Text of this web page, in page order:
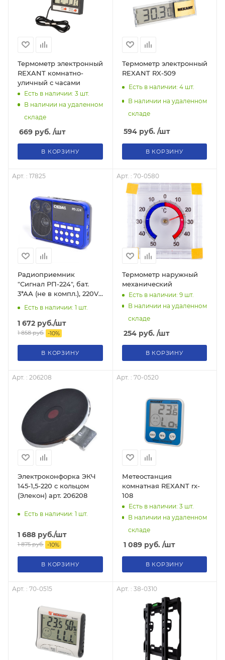
Термометр электронный
REXANT комнатно-
уличный с часами
Есть в наличии: 3 шт.
В наличии на удаленном
складе
669 руб. /шт
В КОРЗИНУ
Термометр электронный
REXANT RX-509
Есть в наличии: 4шт.
В наличии на удаленном
складе
594руб. /шт
В КОРЗИНУ
Арт. : 17825
Радиоприемник
"Сигнал РП-224", бат.
3*АА (не в компл.), 220V,
Есть в наличии: 1 шт.
1 672 руб./шт
1 858руб. -10%
В КОРЗИНУ
Арт. : 70-0580
Термометр наружный
механический
Есть в наличии: 9шт.
В наличии на удаленном
складе
254руб. /шт
В КОРЗИНУ
Арт. : 206208
Электроконфорка ЭКЧ
145-1,5-220 с кольцом
(Элекон) арт. 206208
Есть в наличии: 1 шт.
1 688 руб./шт
1 875руб. -10%
В КОРЗИНУ
Арт. : 70-0520
Метеостанция
комнатная REXANT rx-
108
Есть в наличии: 3шт.
В наличии на удаленном
складе
1 089руб. /шт
В КОРЗИНУ
Арт. : 70-0515 Арт. : 38-0310